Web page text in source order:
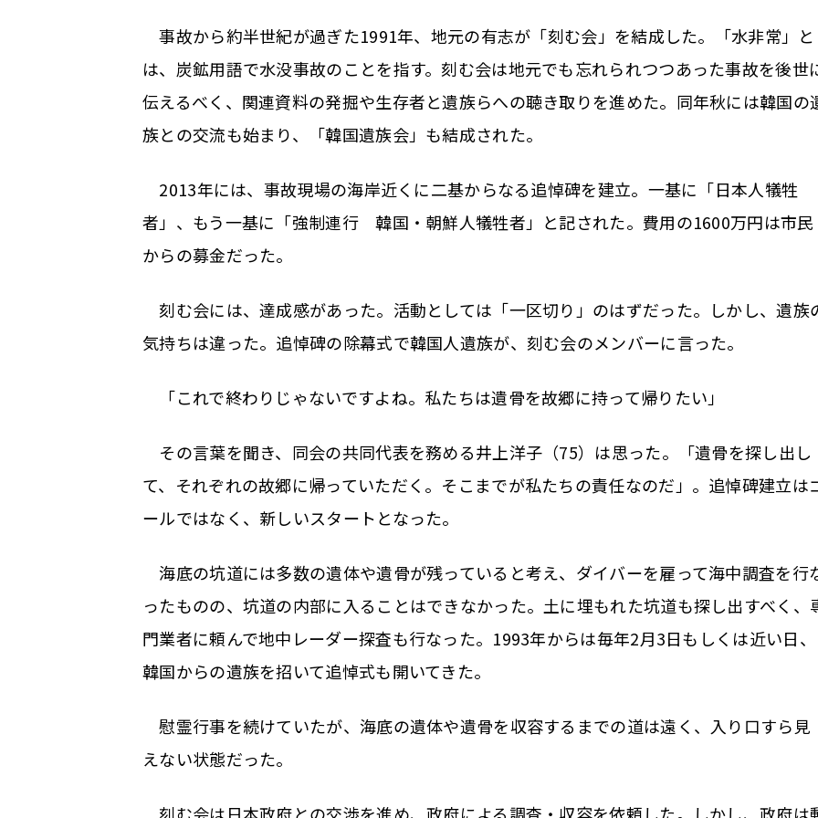
事故から約半世紀が過ぎた1991年、地元の有志が「刻む会」を結成した。「水非常」と
は、炭鉱用語で水没事故のことを指す。刻む会は地元でも忘れられつつあった事故を後世
伝えるべく、関連資料の発掘や生存者と遺族らへの聴き取りを進めた。同年秋には韓国の
族との交流も始まり、「韓国遺族会」も結成された。
2013年には、事故現場の海岸近くに二基からなる追悼碑を建立。一基に「日本人犠牲
者」、もう一基に「強制連行 韓国・朝鮮人犠牲者」と記された。費用の1600万円は市民
からの募金だった。
刻む会には、達成感があった。活動としては「一区切り」のはずだった。しかし、遺族
気持ちは違った。追悼碑の除幕式で韓国人遺族が、刻む会のメンバーに言った。
「これで終わりじゃないですよね。私たちは遺骨を故郷に持って帰りたい」
その言葉を聞き、同会の共同代表を務める井上洋子（75）は思った。「遺骨を探し出し
て、それぞれの故郷に帰っていただく。そこまでが私たちの責任なのだ」。追悼碑建立は
ールではなく、新しいスタートとなった。
海底の坑道には多数の遺体や遺骨が残っていると考え、ダイバーを雇って海中調査を行
ったものの、坑道の内部に入ることはできなかった。土に埋もれた坑道も探し出すべく、
門業者に頼んで地中レーダー探査も行なった。1993年からは毎年2月3日もしくは近い日、
韓国からの遺族を招いて追悼式も開いてきた。
慰霊行事を続けていたが、海底の遺体や遺骨を収容するまでの道は遠く、入り口すら見
えない状態だった。